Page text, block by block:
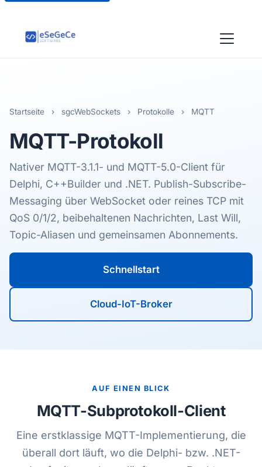
Startseite › sgcWebSockets › Protokolle › MQTT
MQTT-Protokoll
Nativer MQTT-3.1.1- und MQTT-5.0-Client für
Delphi, C++Builder und .NET. Publish-Subscribe-
Messaging über WebSocket oder reines TCP mit
QoS 0/1/2, beibehaltenen Nachrichten, Last Will,
Topic-Aliasen und gemeinsamen Abonnements.
Schnellstart
Cloud-IoT-Broker
AUF EINEN BLICK
MQTT-Subprotokoll-Client
Eine erstklassige MQTT-Implementierung, die
überall dort läuft, wo die Delphi- bzw. .NET-